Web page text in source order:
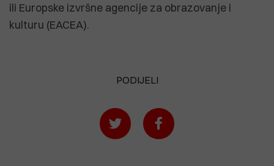
ili Europske izvršne agencije za obrazovanje i
kulturu (EACEA).
PODIJELI